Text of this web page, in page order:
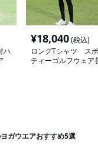
ハ
¥18,040(税込)
ロングTシャツ ス
ティーゴルフウェア
ガウエアおすすめ5選